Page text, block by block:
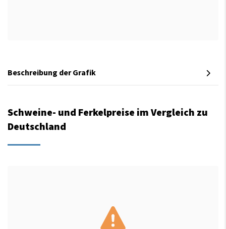
Beschreibung der Grafik
Schweine- und Ferkelpreise im Vergleich zu
Deutschland